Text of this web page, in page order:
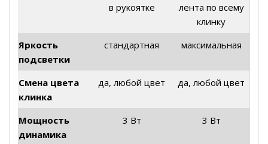
в рукоятке
лента по всему
клинку
Яркость
подсветки
стандартная максимальная
Смена цвета
клинка
да, любой цвет да, любой цвет
Мощность
динамика
3 Вт 3 Вт